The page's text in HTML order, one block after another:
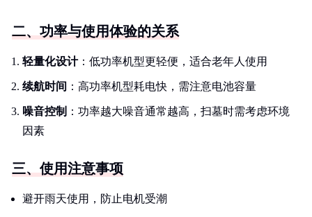
二、功率与使用体验的关系
轻量化设计：低功率机型更轻便，适合老年人使用
续航时间 ：高功率机型耗电快，需注意电池容量
噪音控制 ：功率越大噪音通常越高，扫墓时需考虑环境
因素
三、使用注意事项
避开雨天使用，防止电机受潮